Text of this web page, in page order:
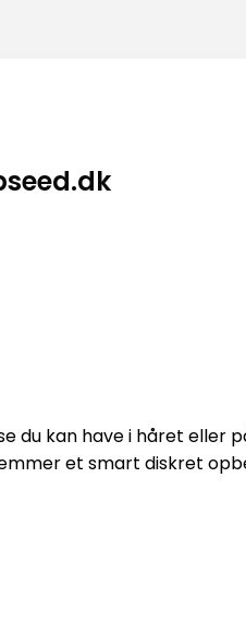
du kan have i håret
et smart diskret